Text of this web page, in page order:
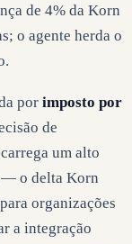
de 4% da Korn
o agente herda o
por imposto por
de
um alto
— o delta Korn
organizações
a integração